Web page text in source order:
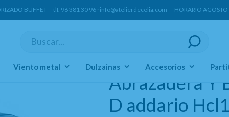
BUFFET - tlf. 96 381 30 96 · info@atelierdecelia.com HORARIO AGOSTO
Viento metal Dulzainas Accesorios
Abrazaderas Sistema Francés
Abrazadera Y
D addario